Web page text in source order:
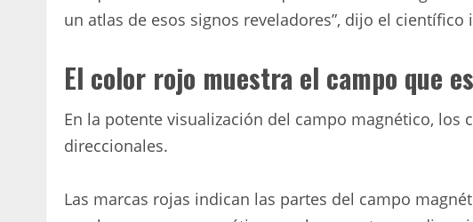
un atlas de esos signos reveladores”, dijo el científico
El color rojo muestra el campo que
En la potente visualización del campo magnético, los
direccionales.
Las marcas rojas indican las partes del campo